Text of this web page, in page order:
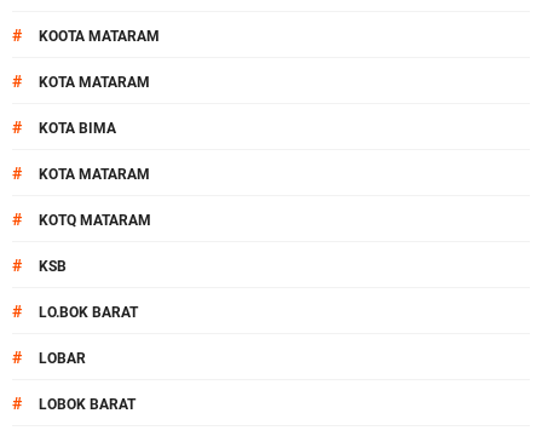
# KOOTA MATARAM
# KOTA MATARAM
# KOTA BIMA
# KOTA MATARAM
# KOTQ MATARAM
# KSB
# LO.BOK BARAT
# LOBAR
# LOBOK BARAT